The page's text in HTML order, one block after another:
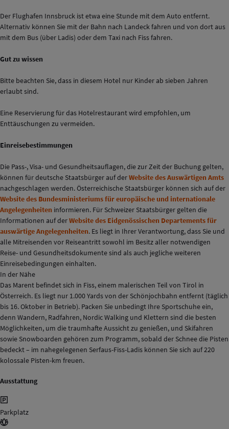
Der Flughafen Innsbruck ist etwa eine Stunde mit dem Auto entfernt.
Alternativ können Sie mit der Bahn nach Landeck fahren und von dort aus
mit dem Bus (über Ladis) oder dem Taxi nach Fiss fahren.
Gut zu wissen
Bitte beachten Sie, dass in diesem Hotel nur Kinder ab sieben Jahren
erlaubt sind.
Eine Reservierung für das Hotelrestaurant wird empfohlen, um
Enttäuschungen zu vermeiden.
Einreisebestimmungen
Die Pass-, Visa- und Gesundheitsauflagen, die zur Zeit der Buchung gelten,
können für deutsche Staatsbürger auf derWebsite des Auswärtigen Amts
nachgeschlagen werden. Österreichische Staatsbürger können sich auf der
Website des Bundesministeriums für europäische und internationale
Angelegenheiten informieren. Für Schweizer Staatsbürger gelten die
Informationen auf derWebsite des Eidgenössischen Departements für
auswärtige Angelegenheiten. Es liegt in Ihrer Verantwortung, dass Sie und
alle Mitreisenden vor Reiseantritt sowohl im Besitz aller notwendigen
Reise- und Gesundheitsdokumente sind als auch jegliche weiteren
Einreisebedingungen einhalten.
In der Nähe
Das Marent befindet sich in Fiss, einem malerischen Teil von Tirol in
Österreich. Es liegt nur 1.000 Yards von der Schönjochbahn entfernt (täglich
bis 16. Oktober in Betrieb). Packen Sie unbedingt Ihre Sportschuhe ein,
denn Wandern, Radfahren, Nordic Walking und Klettern sind die besten
Möglichkeiten, um die traumhafte Aussicht zu genießen, und Skifahren
sowie Snowboarden gehören zum Programm, sobald der Schnee die Pisten
bedeckt – im nahegelegenen Serfaus-Fiss-Ladis können Sie sich auf 220
kolossale Pisten-km freuen.
Ausstattung
Parkplatz